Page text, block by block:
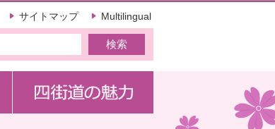
サイトマップ Multilingual